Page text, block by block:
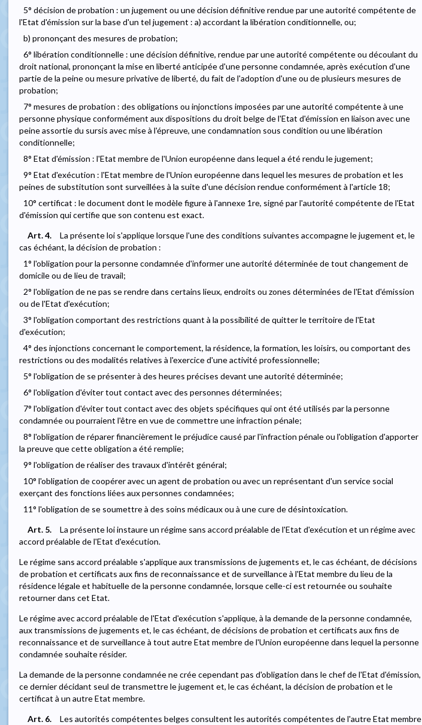
5° décision de probation : un jugement ou une décision définitive rendue par une autorité compétente de
l'Etat d'émission sur la base d'un tel jugement : a) accordant la libération conditionnelle, ou;
b) prononçant des mesures de probation;
6° libération conditionnelle : une décision définitive, rendue par une autorité compétente ou découlant du
droit national, prononçant la mise en liberté anticipée d'une personne condamnée, après exécution d'une
partie de la peine ou mesure privative de liberté, du fait de l'adoption d'une ou de plusieurs mesures de
probation;
7° mesures de probation : des obligations ou injonctions imposées par une autorité compétente à une
personne physique conformément aux dispositions du droit belge de l'Etat d'émission en liaison avec une
peine assortie du sursis avec mise à l'épreuve, une condamnation sous condition ou une libération
conditionnelle;
8° Etat d'émission : l'Etat membre de l'Union européenne dans lequel a été rendu le jugement;
9° Etat d'exécution : l'Etat membre de l'Union européenne dans lequel les mesures de probation et les
peines de substitution sont surveillées à la suite d'une décision rendue conformément à l'article 18;
10° certificat : le document dont le modèle figure à l'annexe 1re, signé par l'autorité compétente de l'Etat
d'émission qui certifie que son contenu est exact.
Art. 4.
La présente loi s'applique lorsque l'une des conditions suivantes accompagne le jugement et, le
cas échéant, la décision de probation :
1° l'obligation pour la personne condamnée d'informer une autorité déterminée de tout changement de
domicile ou de lieu de travail;
2° l'obligation de ne pas se rendre dans certains lieux, endroits ou zones déterminées de l'Etat d'émission
ou de l'Etat d'exécution;
3° l'obligation comportant des restrictions quant à la possibilité de quitter le territoire de l'Etat
d'exécution;
4° des injonctions concernant le comportement, la résidence, la formation, les loisirs, ou comportant des
restrictions ou des modalités relatives à l'exercice d'une activité professionnelle;
5° l'obligation de se présenter à des heures précises devant une autorité déterminée;
6° l'obligation d'éviter tout contact avec des personnes déterminées;
7° l'obligation d'éviter tout contact avec des objets spécifiques qui ont été utilisés par la personne
condamnée ou pourraient l'être en vue de commettre une infraction pénale;
8° l'obligation de réparer financièrement le préjudice causé par l'infraction pénale ou l'obligation d'apporter
la preuve que cette obligation a été remplie;
9° l'obligation de réaliser des travaux d'intérêt général;
10° l'obligation de coopérer avec un agent de probation ou avec un représentant d'un service social
exerçant des fonctions liées aux personnes condamnées;
11° l'obligation de se soumettre à des soins médicaux ou à une cure de désintoxication.
Art. 5.
La présente loi instaure un régime sans accord préalable de l'Etat d'exécution et un régime avec
accord préalable de l'Etat d'exécution.
Le régime sans accord préalable s'applique aux transmissions de jugements et, le cas échéant, de décisions
de probation et certificats aux fins de reconnaissance et de surveillance à l'Etat membre du lieu de la
résidence légale et habituelle de la personne condamnée, lorsque celle-ci est retournée ou souhaite
retourner dans cet Etat.
Le régime avec accord préalable de l'Etat d'exécution s'applique, à la demande de la personne condamnée,
aux transmissions de jugements et, le cas échéant, de décisions de probation et certificats aux fins de
reconnaissance et de surveillance à tout autre Etat membre de l'Union européenne dans lequel la personne
condamnée souhaite résider.
La demande de la personne condamnée ne crée cependant pas d'obligation dans le chef de l'Etat d'émission,
ce dernier décidant seul de transmettre le jugement et, le cas échéant, la décision de probation et le
certificat à un autre Etat membre.
Art. 6.
Les autorités compétentes belges consultent les autorités compétentes de l'autre Etat membre